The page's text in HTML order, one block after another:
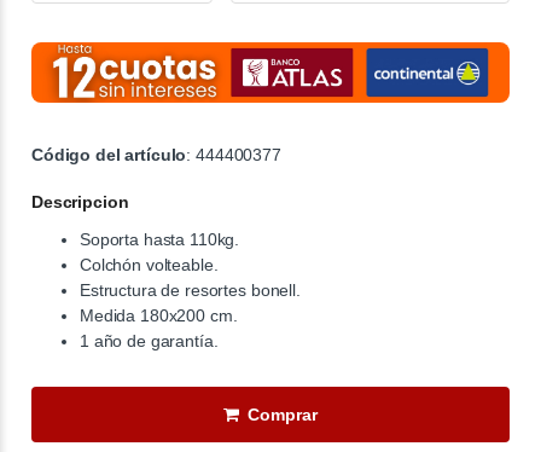
Código del artículo: 444400377
Descripcion
Soporta hasta 110kg.
Colchón volteable.
Estructura de resortes bonell.
Medida 180x200 cm.
1 año de garantía.
Comprar